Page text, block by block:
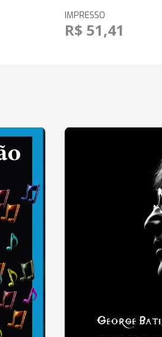
IMPRESSO
R$ 51,41